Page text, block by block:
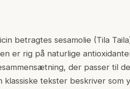
betragtes sesamolie (Tila
er rig på naturlige
der passer til
klassiske tekster beskriver